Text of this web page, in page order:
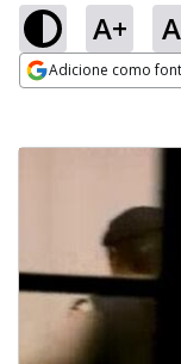
A+
Adicione como